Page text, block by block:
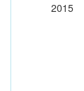
2015